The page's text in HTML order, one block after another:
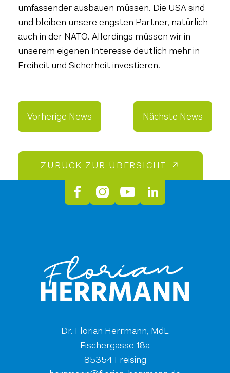
umfassender ausbauen müssen. Die USA sind
und bleiben unsere engsten Partner, natürlich
auch in der NATO. Allerdings müssen wir in
unserem eigenen Interesse deutlich mehr in
Freiheit und Sicherheit investieren.
Vorherige News Nächste News
ZURÜCK ZUR ÜBERSICHT
Dr. Florian Herrmann, MdL
Fischergasse 18a
85354 Freising